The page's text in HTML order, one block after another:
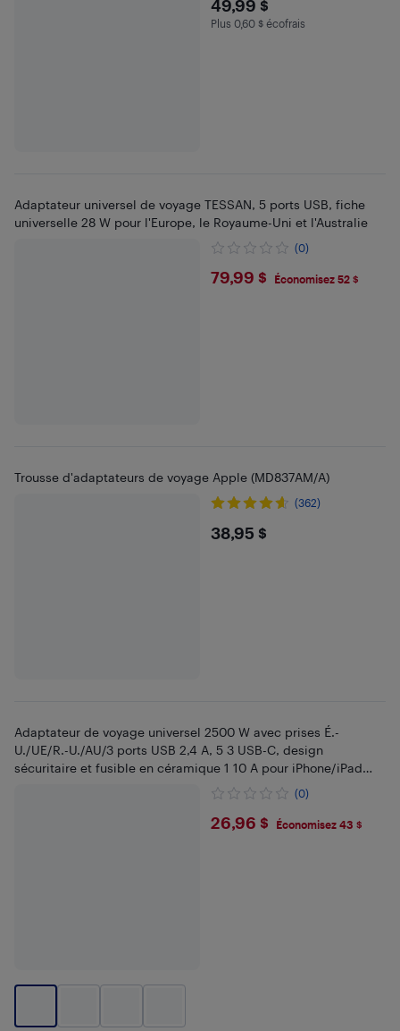
$49.99
49,99 $
Plus 0.6 $ en écofrais
Plus 0,60 $ écofrais
Adaptateur universel de voyage TESSAN, 5 ports USB, fiche
universelle 28 W pour l'Europe, le Royaume-Uni et l'Australie
(0)
$79.99
79,99 $ Économisez 52 $
Trousse d'adaptateurs de voyage Apple (MD837AM/A)
(362)
$38.95
38,95 $
Adaptateur de voyage universel 2500 W avec prises É.-
U./UE/R.-U./AU/3 ports USB 2,4 A, 5 3 USB-C, design
sécuritaire et fusible en céramique 1 10 A pour iPhone/iPad
(0)
$26.96
26,96 $ Économisez 43 $